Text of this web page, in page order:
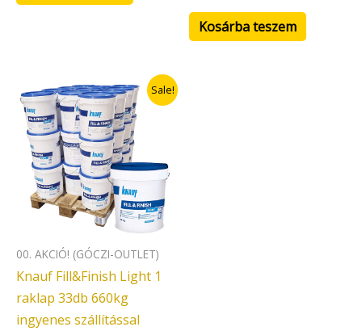
Kosárba teszem
Sale!
00. AKCIÓ! (GÓCZI-OUTLET)
Knauf Fill&Finish Light 1
raklap 33db 660kg
ingyenes szállítással
Original
price
was:
379.170Ft.
Current
price
is:
323.700Ft.